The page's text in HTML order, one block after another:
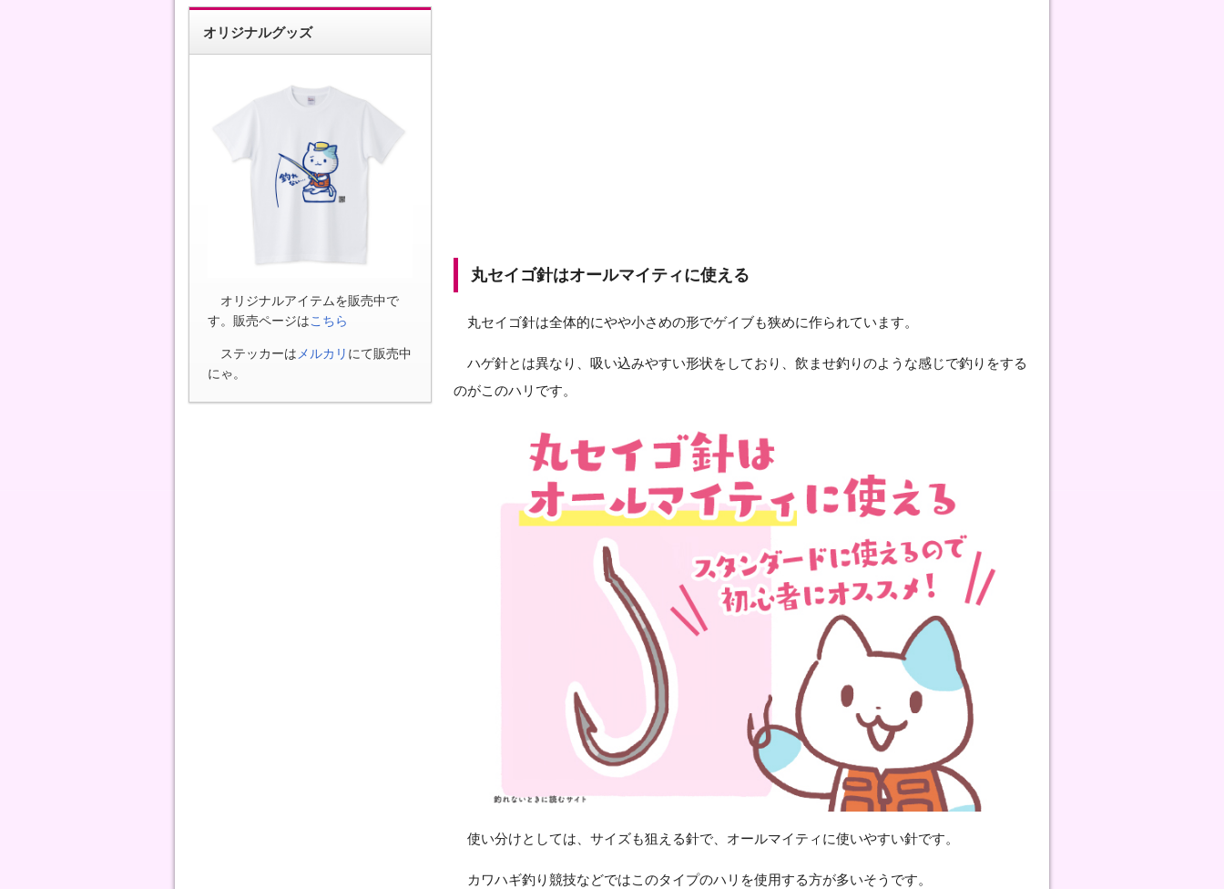
丸セイゴ針はオールマイティに使える
丸セイゴ針は全体的にやや小さめの形でゲイブも狭めに作られています。
ハゲ針とは異なり、吸い込みやすい形状をしており、飲ませ釣りのような感じで釣りをする
のがこのハリです。
使い分けとしては、サイズも狙える針で、オールマイティに使いやすい針です。
カワハギ釣り競技などではこのタイプのハリを使用する方が多いそうです。
オリジナルグッズ
オリジナルアイテムを販売中で
す。販売ページはこちら
ステッカーは メルカリ にて販売中
にゃ。